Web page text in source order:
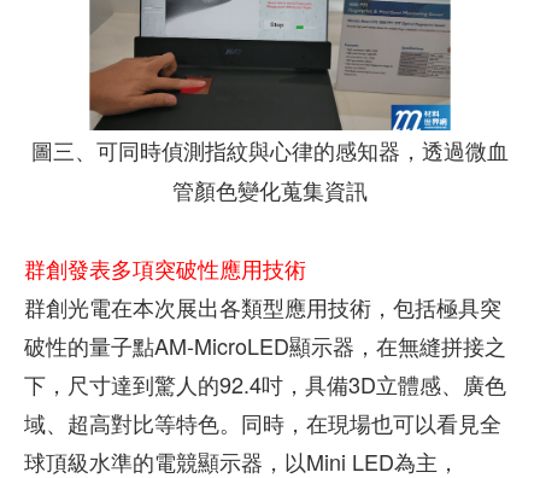
圖三、可同時偵測指紋與心律的感知器，透過微血
管顏色變化蒐集資訊
群創發表多項突破性應用技術
群創光電在本次展出各類型應用技術，包括極具突
破性的量子點AM-MicroLED顯示器，在無縫拼接之
下，尺寸達到驚人的92.4吋，具備3D立體感、廣色
域、超高對比等特色。同時，在現場也可以看見全
球頂級水準的電競顯示器，以Mini LED為主，